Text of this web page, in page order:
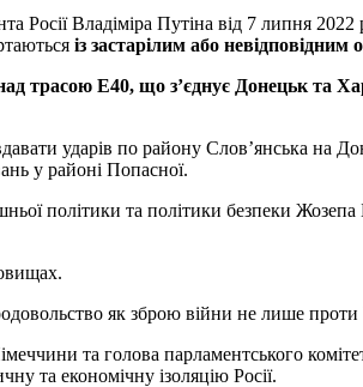
Владіміра Путіна від 7 липня 2022
із застарілим або
трасою E40, що з’єднує Донецьк та
ударів по району Слов’янська на
у районі Попасної.
політики та політики безпеки
як зброю війни не лише
та голова парламентського
та економічну ізоляцію Росії.